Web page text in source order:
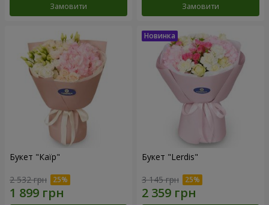
Замовити Замовити
Букет "Каїр"
2 532 грн
Букет "Lerdis"
3 145 грн